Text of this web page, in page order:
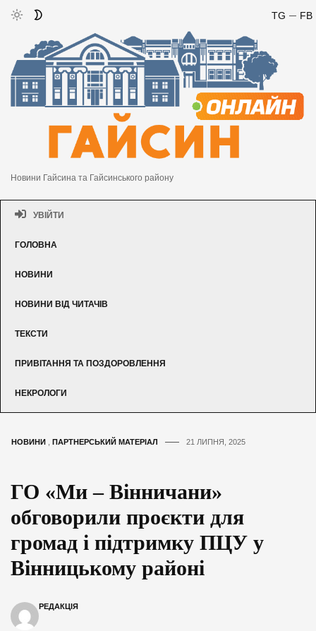
FB
TG
Новини Гайсина та Гайсинського району
УВІЙТИ
ГОЛОВНА
НОВИНИ
НОВИНИ ВІД ЧИТАЧІВ
ТЕКСТИ
ПРИВІТАННЯ ТА ПОЗДОРОВЛЕННЯ
НЕКРОЛОГИ
НОВИНИ ПАРТНЕРСЬКИЙ МАТЕРІАЛ 21 ЛИПНЯ, 2025
ГО «Ми – Вінничани»
обговорили проєкти для
громад і підтримку ПЦУ у
Вінницькому районі
РЕДАКЦІЯ